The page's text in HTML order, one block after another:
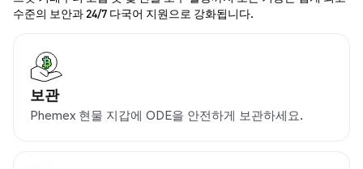
수준의 보안과 24/7 다국어 지원으로 강화됩니다.
보관
Phemex 현물 지갑에 ODE을 안전하게 보관하세요.